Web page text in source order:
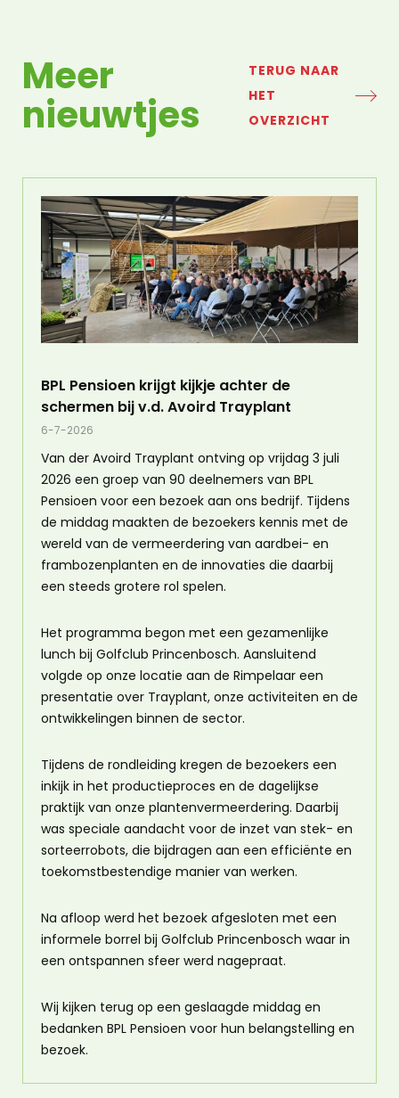
Meer
nieuwtjes
TERUG NAAR
HET
OVERZICHT
BPL Pensioen krijgt kijkje achter de
schermen bij v.d. Avoird Trayplant
6-7-2026
Van der Avoird Trayplant ontving op vrijdag 3 juli
2026 een groep van 90 deelnemers van BPL
Pensioen voor een bezoek aan ons bedrijf. Tijdens
de middag maakten de bezoekers kennis met de
wereld van de vermeerdering van aardbei- en
frambozenplanten en de innovaties die daarbij
een steeds grotere rol spelen.
Het programma begon met een gezamenlijke
lunch bij Golfclub Princenbosch. Aansluitend
volgde op onze locatie aan de Rimpelaar een
presentatie over Trayplant, onze activiteiten en de
ontwikkelingen binnen de sector.
Tijdens de rondleiding kregen de bezoekers een
inkijk in het productieproces en de dagelijkse
praktijk van onze plantenvermeerdering. Daarbij
was speciale aandacht voor de inzet van stek- en
sorteerrobots, die bijdragen aan een efficiënte en
toekomstbestendige manier van werken.
Na afloop werd het bezoek afgesloten met een
informele borrel bij Golfclub Princenbosch waar in
een ontspannen sfeer werd nagepraat.
Wij kijken terug op een geslaagde middag en
bedanken BPL Pensioen voor hun belangstelling en
bezoek.